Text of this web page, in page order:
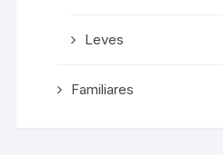
Leves
Familiares